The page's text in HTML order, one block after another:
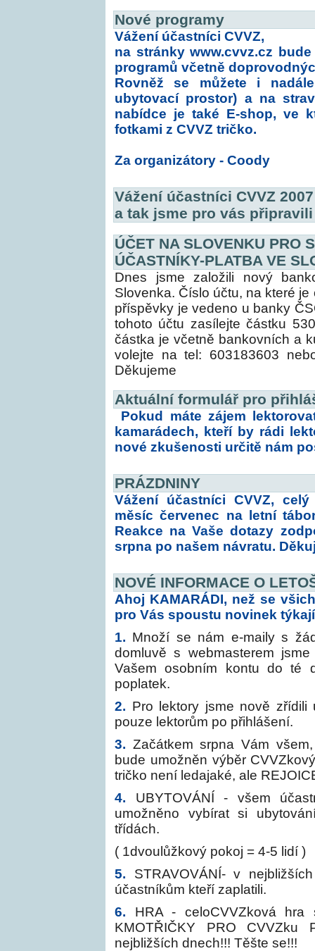
Nové programy
Vážení účastníci CVVZ,
na stránkywww.cvvz.cz
programů včetně
Rovněž se můžete i
ubytovací prostor) a na
nabídce je také E-shop, ve
fotkami z CVVZ tričko.
Za organizátory - Coody
Vážení účastníci CVVZ
a tak jsme pro vás
ÚČET NA SLOVENKU PRO
ÚČASTNÍKY-PLATBA VE
Dnes jsme založili nový
Slovenka. Číslo účtu, na které
příspěvky je vedeno u banky
tohoto účtu zasílejte částku
částka je včetně bankovních a
volejte na tel: 603183603
Děkujeme
Aktuální formulář pro
Pokud máte zájem
kamarádech, kteří by rádi
nové zkušenosti určitě nám
PRÁZDNINY
Vážení účastníci CVVZ,
měsíc červenec na letní
Reakce na Vaše dotazy
srpna po našem návratu.
NOVÉ INFORMACE O
Ahoj KAMARÁDI, než se
pro Vás spoustu novinek
1. Množí se nám e-maily s
domluvě s webmasterem
Vašem osobním kontu do té
poplatek.
2. Pro lektory jsme nově zřídili
pouze lektorům po přihlášení.
3. Začátkem srpna Vám
bude umožněn výběr
tričko není ledajaké, ale
4. UBYTOVÁNÍ - všem
umožněno vybírat si
třídách.
( 1dvoulůžkový pokoj = 4-5 lidí )
5. STRAVOVÁNÍ- v
účastníkům kteří zaplatili.
6. HRA - celoCVVZková hra
KMOTŘIČKY PRO
nejbližších dnech!!! Těšte se!!!